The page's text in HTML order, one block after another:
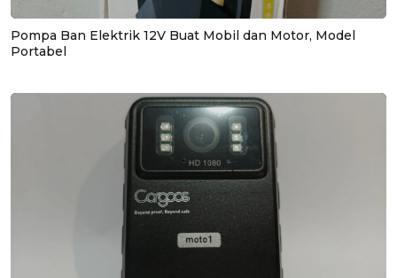
Pompa Ban Elektrik 12V Buat Mobil dan Motor, Model
Portabel